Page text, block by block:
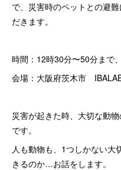
で、災害時のペットとの避
だきます。
時間：12時30分〜50分まで、
会場：大阪府茨木市
災害が起きた時、大切な動
です。
人も動物も、1つしかない大
きるのか…お話をします。